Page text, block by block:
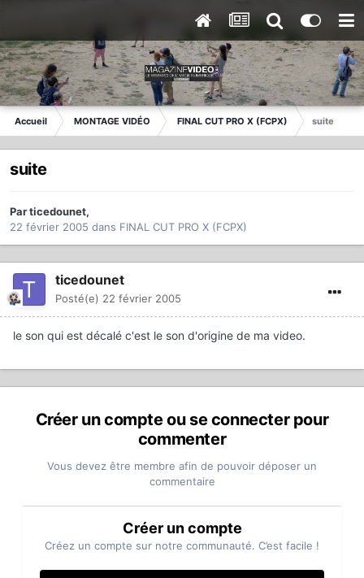
Accueil MONTAGE VIDÉO FINAL CUT PRO X (FCPX) suite
suite
Particedounet,
22 février 2005 dans FINAL CUT PRO X (FCPX)
ticedounet
Posté(e) 22 février 2005
le son qui est décalé c'est le son d'origine de ma video.
Créer un compte ou se connecter pour
commenter
Vous devez être membre afin de pouvoir déposer un
commentaire
Créer un compte
Créez un compte sur notre communauté. C’est facile !